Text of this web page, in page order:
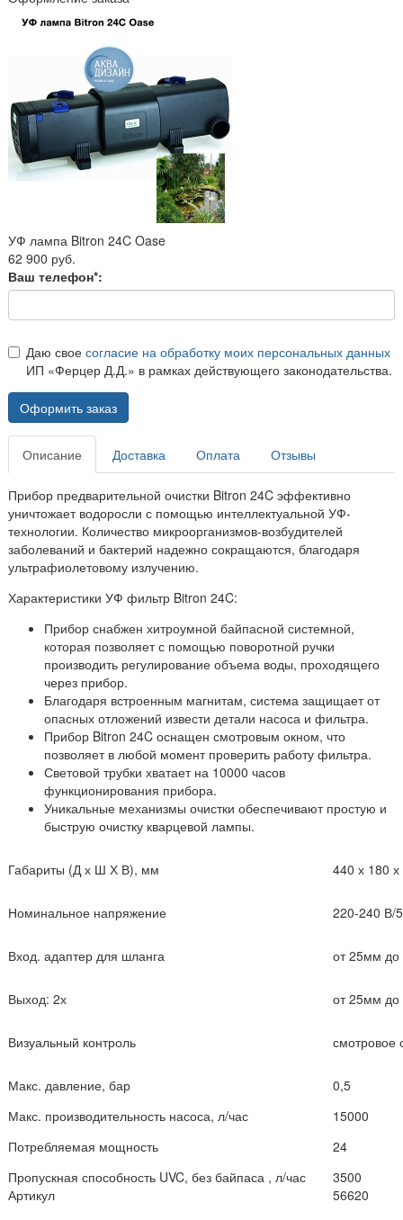
УФ лампа Bitron 24C Oase
62 900 руб.
Ваш телефон*:
Даю свое согласие на обработку моих персональных данных
ИП «Ферцер Д.Д.» в рамках действующего законодательства.
Оформить заказ
Описание Доставка Оплата Отзывы
Прибор предварительной очистки Bitron 24C эффективно
уничтожает водоросли с помощью интеллектуальной УФ-
технологии. Количество микроорганизмов-возбудителей
заболеваний и бактерий надежно сокращаются, благодаря
ультрафиолетовому излучению.
Характеристики УФ фильтр Bitron 24C:
Прибор снабжен хитроумной байпасной системной,
которая позволяет с помощью поворотной ручки
производить регулирование объема воды, проходящего
через прибор.
Благодаря встроенным магнитам, система защищает от
опасных отложений извести детали насоса и фильтра.
Прибор Bitron 24C оснащен смотровым окном, что
позволяет в любой момент проверить работу фильтра.
Световой трубки хватает на 10000 часов
функционирования прибора.
Уникальные механизмы очистки обеспечивают простую и
быструю очистку кварцевой лампы.
Габариты (Д х Ш Х В), мм 440 х 180
Номинальное напряжение 220-240 В/
Вход. адаптер для шланга от 25мм
Выход: 2х от 25мм
Визуальный контроль смотровое
Макс. давление, бар
0,5
Макс. производительность насоса, л/час
15000
Потребляемая мощность
24
Пропускная способность UVC, без байпаса , л/час
3500
Артикул
56620